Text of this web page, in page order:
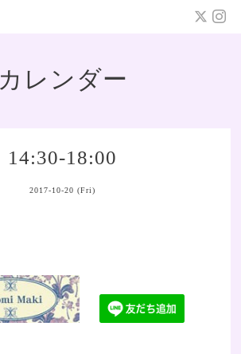
カレンダー
14:30-18:00
2017-10-20 (Fri)